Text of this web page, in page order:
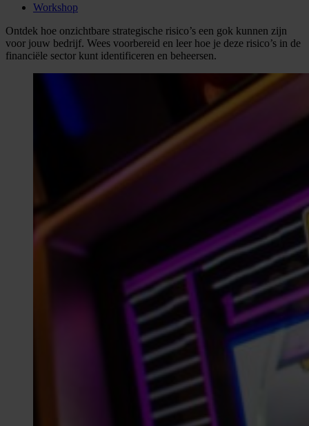
Workshop
Ontdek hoe onzichtbare strategische risico’s een gok kunnen zijn
voor jouw bedrijf. Wees voorbereid en leer hoe je deze risico’s in de
financiële sector kunt identificeren en beheersen.